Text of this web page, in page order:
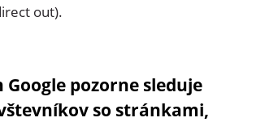
out).
pozorne sleduje
so stránkami,